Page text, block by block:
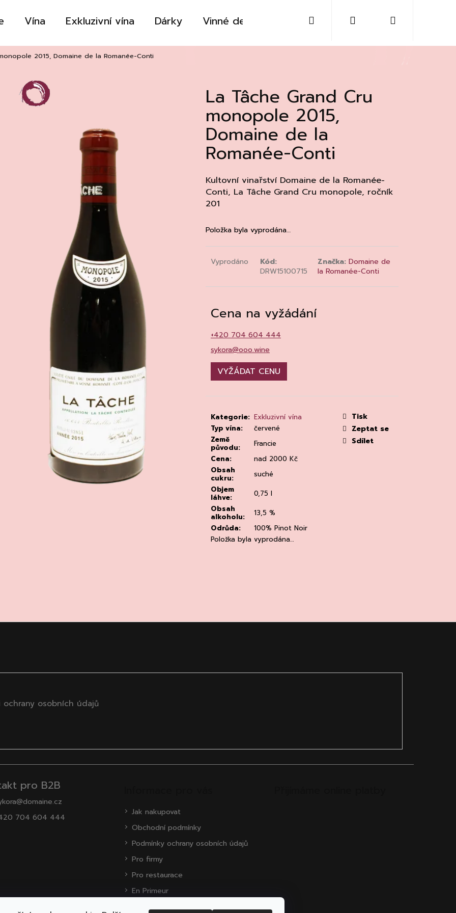
Vína Exkluzivní vína Dárky Vinné destiláty Sklo Doplňky Kontakt
Přihlášení
2015, Domaine de la Romanée-Conti
La Tâche Grand Cru
monopole 2015,
Domaine de la
Romanée-Conti
Kultovní vinařství Domaine de la Romanée-
Conti, La Tâche Grand Cru monopole, ročník
201
Položka byla vyprodána…
Vyprodáno
Kód:
DRW15100715
Značka: Domaine de
la Romanée-Conti
Cena na vyžádání
+420 704 604 444
sykora@ooo.wine
VYŽÁDAT CENU
Kategorie: Exkluzivní vína
Typ vína:
červené
Země
původu:
Francie
Cena:
nad 2000 Kč
Obsah
cukru:
suché
Objem
láhve:
0,75 l
Obsah
alkoholu:
13,5 %
Odrůda:
100% Pinot Noir
Položka byla vyprodána…
Tisk
Zeptat se
Sdílet
Co potřebujete najít?
Doporučujeme
CHATELDON, VODA PERLIVÁ
DEGUSTACE DOMAINE 'ALZIPRATU
ochrany osobních údajů
pro B2B
704 604 444
Jak nakupovat
Obchodní podmínky
Podmínky ochrany osobních údajů
Pro firmy
Pro restaurace
En Primeur